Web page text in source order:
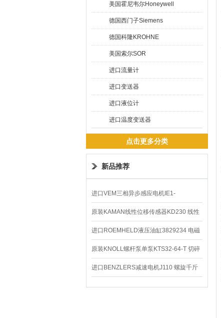
美国霍尼韦尔Honeywell
德国西门子Siemens
德国科隆KROHNE
美国索尔SOR
进口流量计
进口变送器
进口液位计
进口温度变送器
点击更多分类
新品推荐
进口VEM三相异步感应电机IE1-
K21R80G4马达
原装KAMAN线性位移传感器KD230 线性
编码器
进口ROEMHELD液压油缸3829234 电磁
阀定位器
原装KNOLL螺杆泵单泵KTS32-64-T 切碎
排屑机
进口BENZLERS减速电机J110 螺旋千斤
顶BD-58